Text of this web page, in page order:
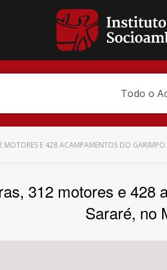
Todo o
MOTORES E 428 ACAMPAMENTOS DO
312 motores e
Sararé, no